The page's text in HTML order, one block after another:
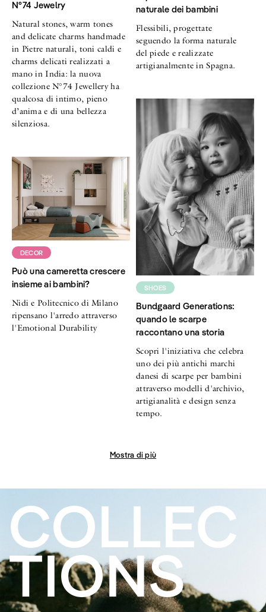
N°74 Jewelry
Natural stones, warm tones
and delicate charms handmade
in Pietre naturali, toni caldi e
charms delicati realizzati a
mano in India: la nuova
collezione N°74 Jewellery ha
qualcosa di intimo, pieno
d’anima e di una bellezza
silenziosa.
naturale dei bambini
Flessibili, progettate
seguendo la forma naturale
del piede e realizzate
artigianalmente in Spagna.
DECOR
Può una cameretta crescere
insieme ai bambini?
Nidi e Politecnico di Milano
ripensano l'arredo attraverso
l'Emotional Durability
SHOES
Bundgaard Generations:
quando le scarpe
raccontano una storia
Scopri l'iniziativa che celebra
uno dei più antichi marchi
danesi di scarpe per bambini
attraverso modelli d'archivio,
artigianalità e design senza
tempo.
Mostra di più
COLLEC
TIONS